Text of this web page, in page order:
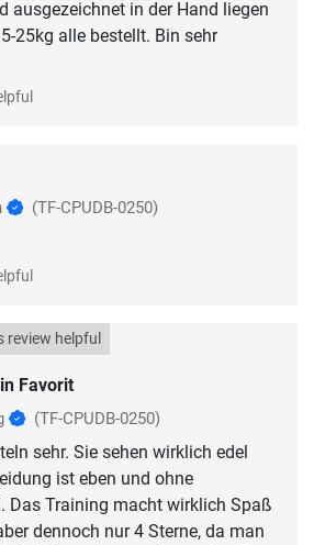
ausgezeichnet in der Hand liegen
25kg alle bestellt. Bin sehr
(TF-CPUDB-0250)
Favorit
helpful
(TF-CPUDB-0250)
sehr. Sie sehen wirklich edel
ist eben und ohne
Das Training macht wirklich Spaß
dennoch nur 4 Sterne, da man